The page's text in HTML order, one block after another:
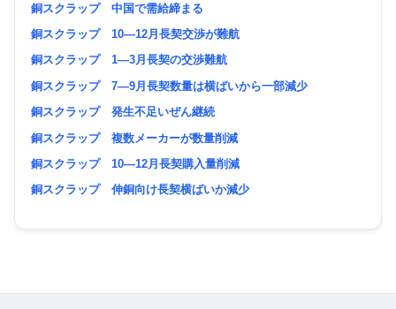
銅スクラップ 中国で需給締まる
銅スクラップ 10―12月長契交渉が難航
銅スクラップ 1―3月長契の交渉難航
銅スクラップ 7―9月長契数量は横ばいから一部減少
銅スクラップ 発生不足いぜん継続
銅スクラップ 複数メーカーが数量削減
銅スクラップ 10―12月長契購入量削減
銅スクラップ 伸銅向け長契横ばいか減少